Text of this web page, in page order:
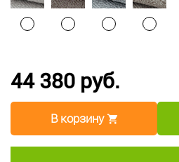
44 380 руб.
В корзину